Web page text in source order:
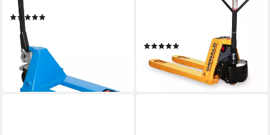
80 PU«
351,06 €
17,44 €
-36%
lieferbar - in 9-11 Werktagen bei
Elektrohubwagen OSWALD
E15 Li-Ion 1500 kg 1150 mm
Hubwagen elektrisch
1.090,00 €
31,65 €mtl. in 48 Raten
lieferbar - in 2-3 Werktagen bei dir